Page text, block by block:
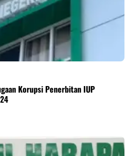
Korupsi Penerbitan IUP